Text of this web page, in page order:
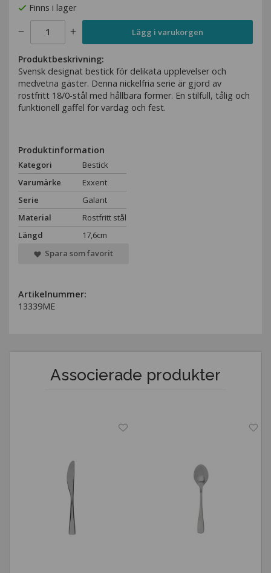
Finns i lager
Lägg i varukorgen
Produktbeskrivning:
Svensk designat bestick för delikata upplevelser och
medvetna gäster. Denna nickelfria serie är gjord av
rostfritt 18/0-stål med hållbara former. En stilfull, tålig och
funktionell gaffel för vardag och fest.
Produktinformation
Kategori
Bestick
Varumärke
Exxent
Serie
Galant
Material
Rostfritt stål
Längd
17,6cm
Spara som favorit
Artikelnummer:
13339ME
Associerade produkter